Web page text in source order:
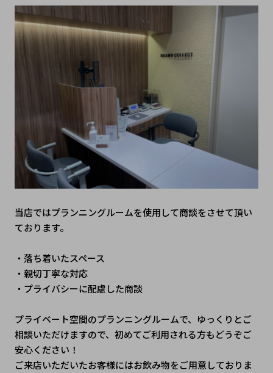
当店ではプランニングルームを使用して商談をさせて頂い
ております。
・落ち着いたスペース
・親切丁寧な対応
・プライバシーに配慮した商談
プライベート空間のプランニングルームで、ゆっくりとご
相談いただけますので、初めてご利用される方もどうぞご
安心ください！
ご来店いただいたお客様にはお飲み物をご用意しておりま